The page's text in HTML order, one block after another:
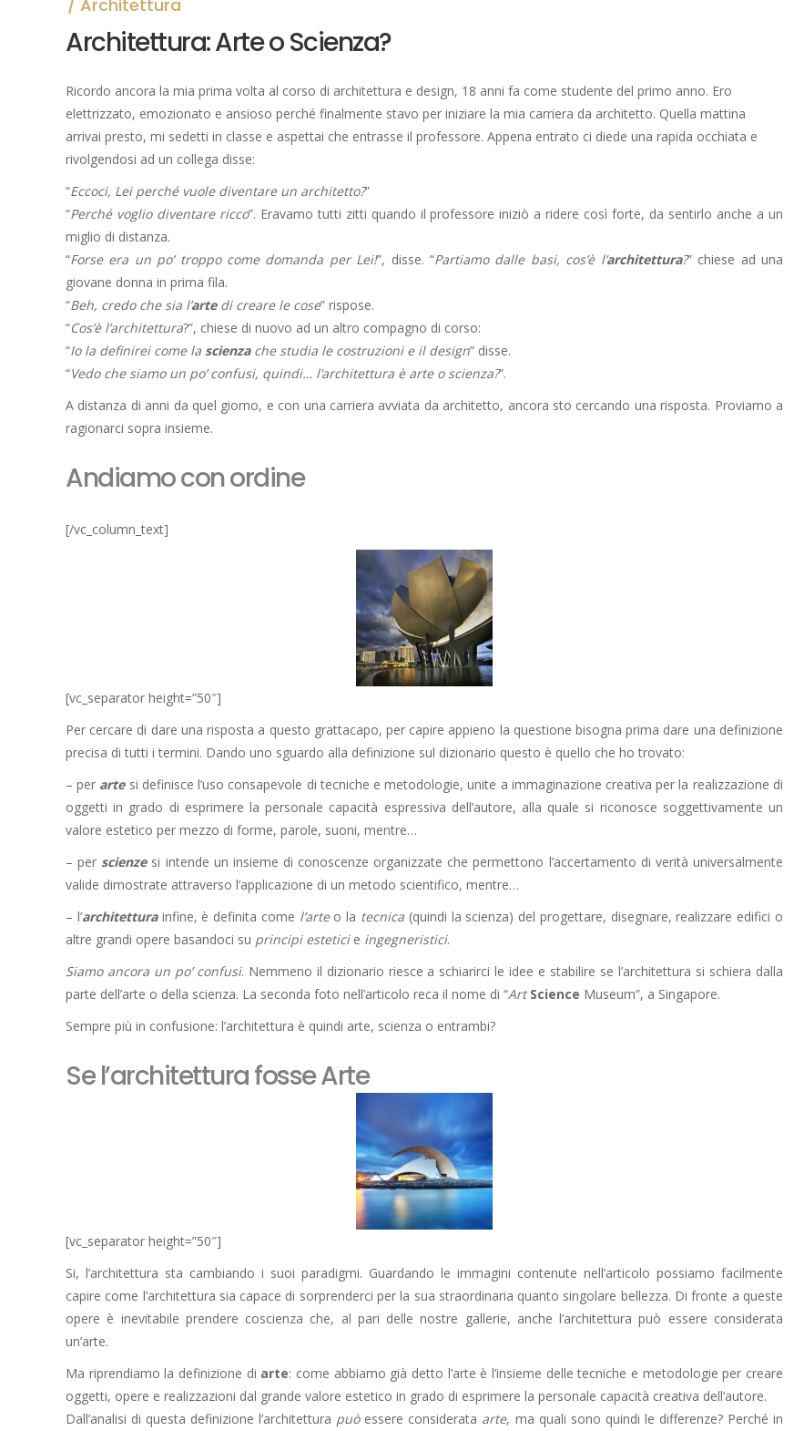
Architettura
Architettura: Arte o Scienza?
Ricordo ancora la mia prima volta al corso di architettura e design, 18 anni fa come studente del primo anno. Ero
elettrizzato, emozionato e ansioso perché finalmente stavo per iniziare la mia carriera da architetto. Quella mattina
arrivai presto, mi sedetti in classe e aspettai che entrasse il professore. Appena entrato ci diede una rapida occhiata e
rivolgendosi ad un collega disse:
“Eccoci, Lei perché vuole diventare un architetto?”
“Perché voglio diventare ricco”. Eravamo tutti zitti quando il professore iniziò a ridere così forte, da sentirlo anche a un
miglio di distanza.
“Forse era un po’ troppo come domanda per Lei!”, disse. “Partiamo dalle basi, cos’è l’architettura?” chiese ad una
giovane donna in prima fila.
“Beh, credo che sia l’artedi creare le cose” rispose.
“Cos’è l’architettura?”, chiese di nuovo ad un altro compagno di corso:
“Io la definirei come la scienzache studia le costruzioni e il design” disse.
“Vedo che siamo un po’ confusi, quindi… l’architettura è arte o scienza?”.
A distanza di anni da quel giorno, e con una carriera avviata da architetto, ancora sto cercando una risposta. Proviamo a
ragionarci sopra insieme.
Andiamo con ordine
[/vc_column_text]
[vc_separator height=”50″]
Per cercare di dare una risposta a questo grattacapo, per capire appieno la questione bisogna prima dare una definizione
precisa di tutti i termini. Dando uno sguardo alla definizione sul dizionario questo è quello che ho trovato:
– per artesi definisce l’uso consapevole di tecniche e metodologie, unite a immaginazione creativa per la realizzazione di
oggetti in grado di esprimere la personale capacità espressiva dell’autore, alla quale si riconosce soggettivamente un
valore estetico per mezzo di forme, parole, suoni, mentre…
– per scienzesi intende un insieme di conoscenze organizzate che permettono l’accertamento di verità universalmente
valide dimostrate attraverso l’applicazione di un metodo scientifico, mentre…
– l’architetturainfine, è definita come l’arteo la tecnica(quindi la scienza) del progettare, disegnare, realizzare edifici o
altre grandi opere basandoci su principi esteticie ingegneristici.
Siamo ancora un po’ confusi. Nemmeno il dizionario riesce a schiarirci le idee e stabilire se l’architettura si schiera dalla
parte dell’arte o della scienza. La seconda foto nell’articolo reca il nome di “ArtScience Museum”, a Singapore.
Sempre più in confusione: l’architettura è quindi arte, scienza o entrambi?
Se l’architettura fosse Arte
[vc_separator height=”50″]
Si, l’architettura sta cambiando i suoi paradigmi. Guardando le immagini contenute nell’articolo possiamo facilmente
capire come l’architettura sia capace di sorprenderci per la sua straordinaria quanto singolare bellezza. Di fronte a queste
opere è inevitabile prendere coscienza che, al pari delle nostre gallerie, anche l’architettura può essere considerata
un’arte.
Ma riprendiamo la definizione di arte: come abbiamo già detto l’arte è l’insieme delle tecniche e metodologie per creare
oggetti, opere e realizzazioni dal grande valore estetico in grado di esprimere la personale capacità creativa dell’autore.
Dall’analisi di questa definizione l’architettura puòessere considerata arte, ma quali sono quindi le differenze? Perché in